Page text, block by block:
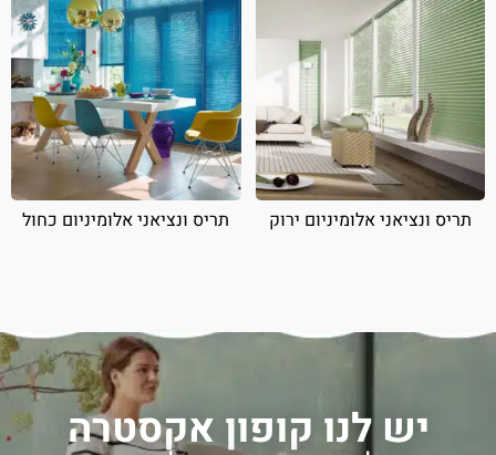
תריס ונציאני אלומיניום ירוק תריס ונציאני אלומיניום כחול
יש לנו קופון אקסטרה